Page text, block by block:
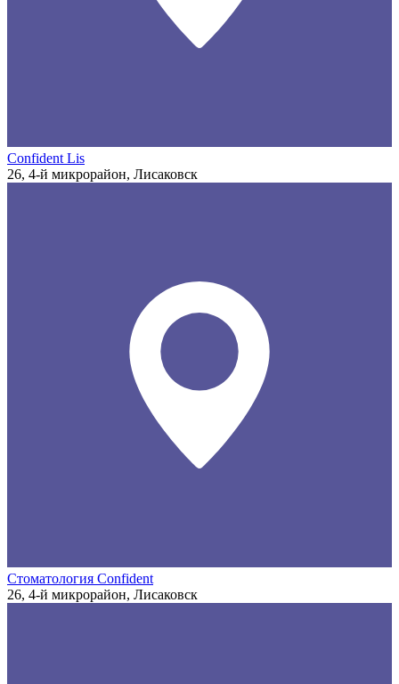
Confident Lis
26, 4-й микрорайон, Лисаковск
Стоматология Confident
26, 4-й микрорайон, Лисаковск